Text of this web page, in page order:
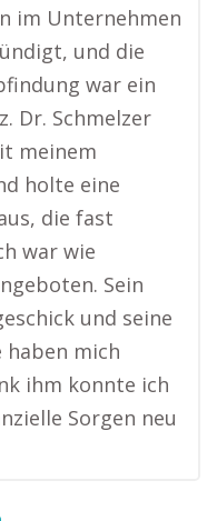
im Unternehmen
und die
war ein
Dr. Schmelzer
meinem
holte eine
die fast
war wie
Sein
und seine
haben mich
ihm konnte ich
Sorgen neu